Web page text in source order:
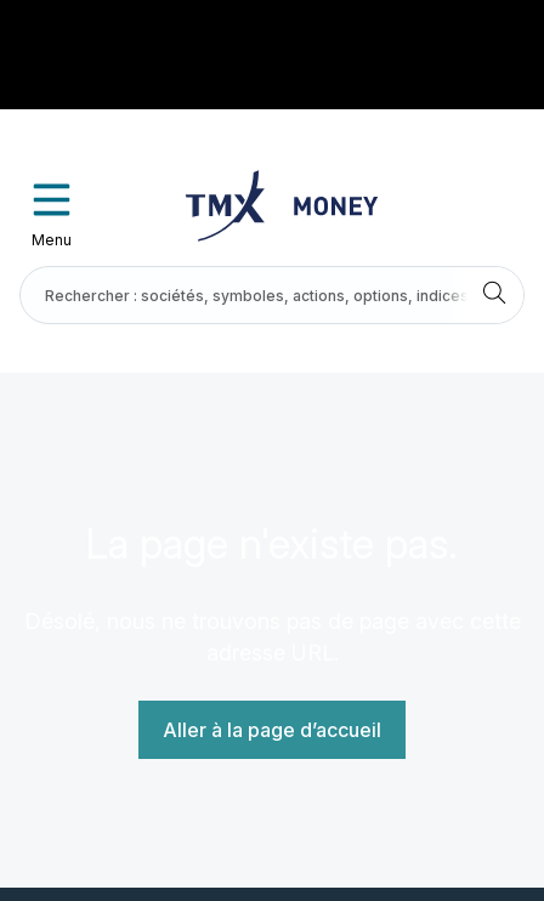
Menu
Aller à la page d’accueil